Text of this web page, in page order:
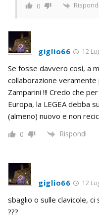
0 Rispondi
giglio66 12
Se fosse davvero così, a
collaborazione veramente
Zamparini !!! Credo che
Europa, la LEGEA debba
(almeno) nuovo e non
0 Rispondi
giglio66 12
sbaglio o sulle clavicole,
???